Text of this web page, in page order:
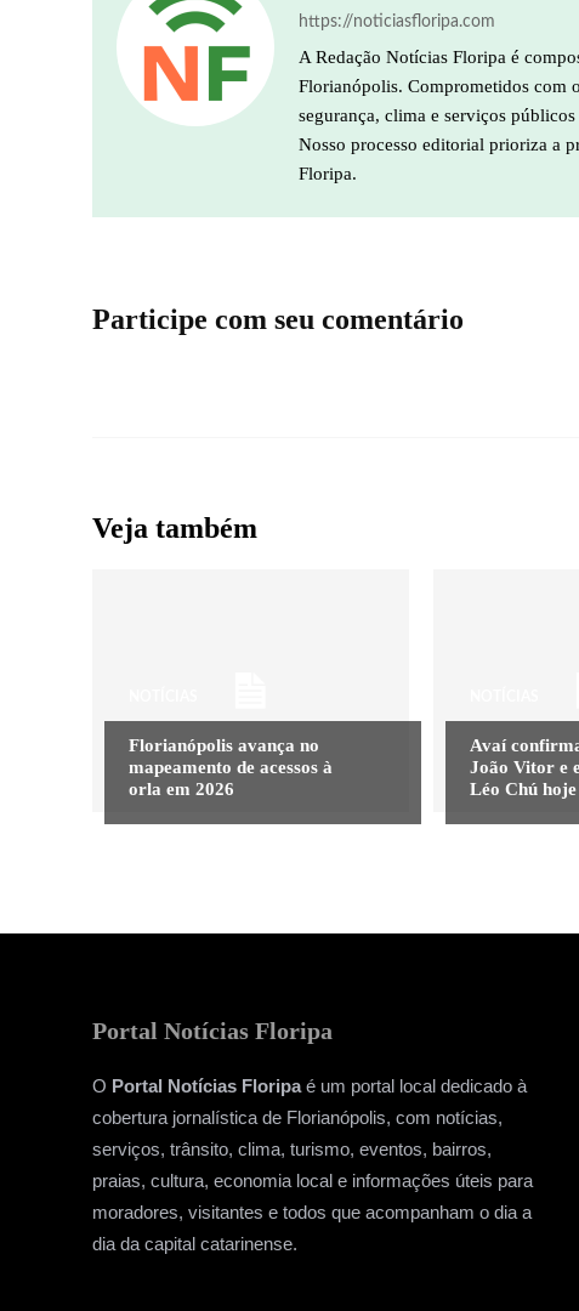
https://noticiasfloripa.com
A Redação Notícias Floripa é
Florianópolis. Comprometidos com
segurança, clima e serviços
Nosso processo editorial prioriza a
Floripa.
Participe com seu comentário
Veja também
Florianópolis avança no
mapeamento de acessos à
orla em 2026
Avaí
João Vitor e
Léo Chú hoje
Portal Notícias Floripa
O Portal Notícias Floripaé um portal local dedicado à
cobertura jornalística de Florianópolis, com notícias,
serviços, trânsito, clima, turismo, eventos, bairros,
praias, cultura, economia local e informações úteis para
moradores, visitantes e todos que acompanham o dia a
dia da capital catarinense.